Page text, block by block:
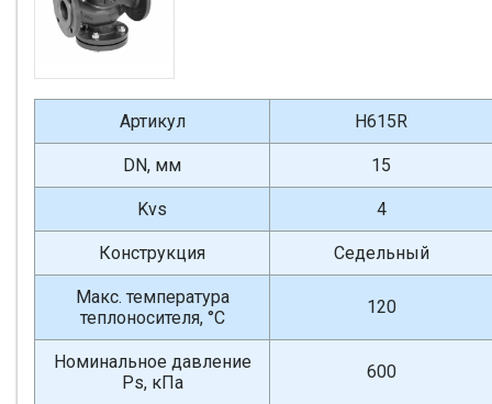
Артикул H615R
DN, мм 15
Kvs 4
Конструкция Седельный
Макс. температура
теплоносителя, °С
120
Номинальное давление
Ps, кПа
600